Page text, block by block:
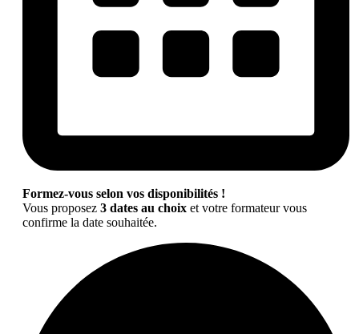
Formez-vous selon vos disponibilités !
Vous proposez 3 dates au choix et votre formateur vous
confirme la date souhaitée.